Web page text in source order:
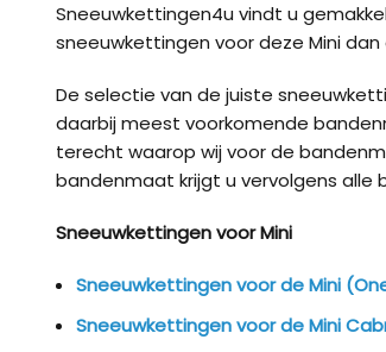
Sneeuwkettingen4u vindt u
sneeuwkettingen voor deze Mini
De selectie van de juiste
daarbij meest voorkomende
terecht waarop wij voor de
bandenmaat krijgt u vervolgens alle
Sneeuwkettingen voor Mini
Sneeuwkettingen voor de Mini
Sneeuwkettingen voor de Mini